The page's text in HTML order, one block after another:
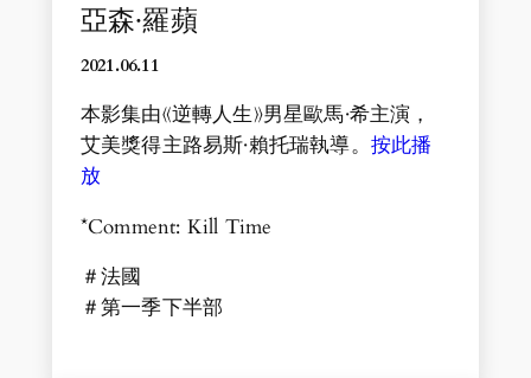
亞森·羅蘋
2021.06.11
本影集由《逆轉人生》男星歐馬·希主演，
艾美獎得主路易斯·賴托瑞執導。 按此播
放
*Comment: Kill Time
＃法國
＃第一季下半部